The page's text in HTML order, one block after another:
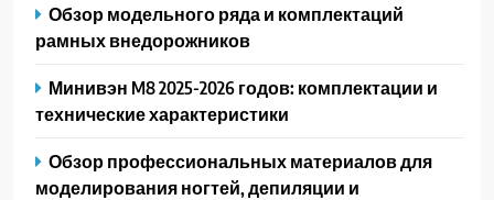
Обзор модельного ряда и комплектаций
рамных внедорожников
Минивэн M8 2025-2026 годов: комплектации и
технические характеристики
Обзор профессиональных материалов для
моделирования ногтей, депиляции и